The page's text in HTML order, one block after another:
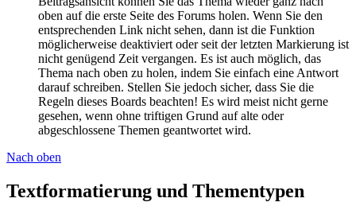
oben auf die erste Seite des Forums holen. Wenn Sie den
entsprechenden Link nicht sehen, dann ist die Funktion
möglicherweise deaktiviert oder seit der letzten Markierung ist
nicht genügend Zeit vergangen. Es ist auch möglich, das
Thema nach oben zu holen, indem Sie einfach eine Antwort
darauf schreiben. Stellen Sie jedoch sicher, dass Sie die
Regeln dieses Boards beachten! Es wird meist nicht gerne
gesehen, wenn ohne triftigen Grund auf alte oder
abgeschlossene Themen geantwortet wird.
Nach oben
Textformatierung und Thementypen